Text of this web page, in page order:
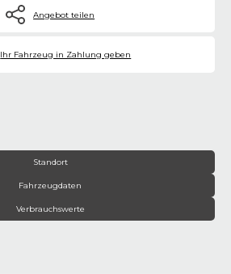
Angebot teilen
Ihr Fahrzeug in Zahlung geben
Standort
Fahrzeugdaten
Verbrauchswerte